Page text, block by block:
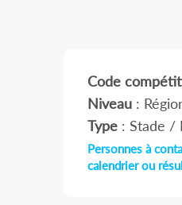
Code
Niveau:
Type: Stade /
Personnes à
calendrier ou